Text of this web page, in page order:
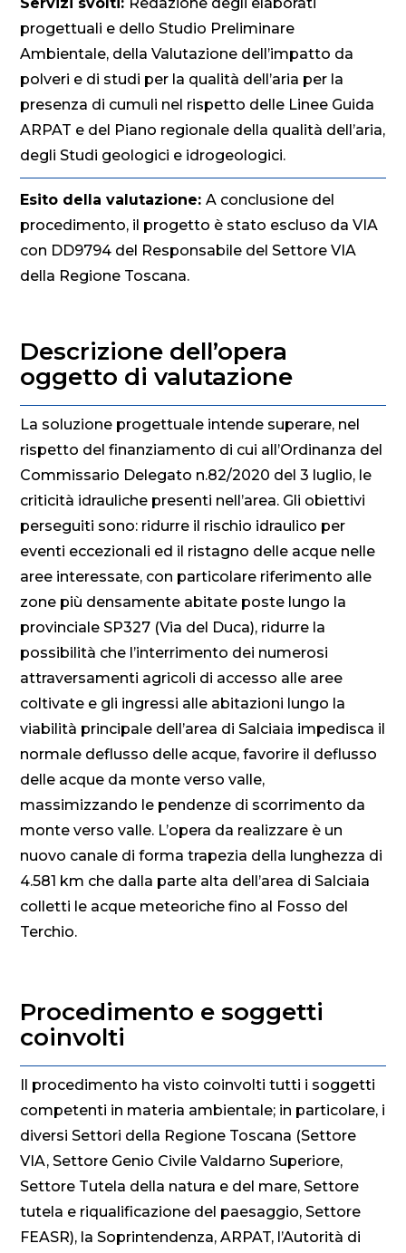
progettuali e dello Studio Preliminare
Ambientale, della Valutazione dell’impatto da
polveri e di studi per la qualità dell’aria per la
presenza di cumuli nel rispetto delle Linee Guida
ARPAT e del Piano regionale della qualità dell’aria,
degli Studi geologici e idrogeologici.
Esito della valutazione:A conclusione del
procedimento, il progetto è stato escluso da VIA
con DD9794 del Responsabile del Settore VIA
della Regione Toscana.
Descrizione dell’opera
oggetto di valutazione
La soluzione progettuale intende superare, nel
rispetto del finanziamento di cui all’Ordinanza del
Commissario Delegato n.82/2020 del 3 luglio, le
criticità idrauliche presenti nell’area. Gli obiettivi
perseguiti sono: ridurre il rischio idraulico per
eventi eccezionali ed il ristagno delle acque nelle
aree interessate, con particolare riferimento alle
zone più densamente abitate poste lungo la
provinciale SP327 (Via del Duca), ridurre la
possibilità che l’interrimento dei numerosi
attraversamenti agricoli di accesso alle aree
coltivate e gli ingressi alle abitazioni lungo la
viabilità principale dell’area di Salciaia impedisca il
normale deflusso delle acque, favorire il deflusso
delle acque da monte verso valle,
massimizzando le pendenze di scorrimento da
monte verso valle. L’opera da realizzare è un
nuovo canale di forma trapezia della lunghezza di
4.581 km che dalla parte alta dell’area di Salciaia
colletti le acque meteoriche fino al Fosso del
Terchio.
Procedimento e soggetti
coinvolti
Il procedimento ha visto coinvolti tutti i soggetti
competenti in materia ambientale; in particolare, i
diversi Settori della Regione Toscana (Settore
VIA, Settore Genio Civile Valdarno Superiore,
Settore Tutela della natura e del mare, Settore
tutela e riqualificazione del paesaggio, Settore
FEASR), la Soprintendenza, ARPAT, l’Autorità di